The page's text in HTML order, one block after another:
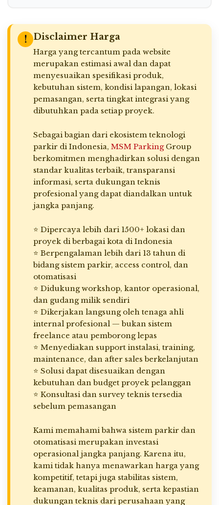
! Disclaimer Harga
Harga yang tercantum pada website
merupakan estimasi awal dan dapat
menyesuaikan spesifikasi produk,
kebutuhan sistem, kondisi lapangan, lokasi
pemasangan, serta tingkat integrasi yang
dibutuhkan pada setiap proyek.
Sebagai bagian dari ekosistem teknologi
parkir di Indonesia, MSM ParkingGroup
berkomitmen menghadirkan solusi dengan
standar kualitas terbaik, transparansi
informasi, serta dukungan teknis
profesional yang dapat diandalkan untuk
jangka panjang.
⭐ Dipercaya lebih dari 1500+ lokasi dan
proyek di berbagai kota di Indonesia
⭐ Berpengalaman lebih dari 13 tahun di
bidang sistem parkir, access control, dan
otomatisasi
⭐ Didukung workshop, kantor operasional,
dan gudang milik sendiri
⭐ Dikerjakan langsung oleh tenaga ahli
internal profesional — bukan sistem
freelance atau pemborong lepas
⭐ Menyediakan support instalasi, training,
maintenance, dan after sales berkelanjutan
⭐ Solusi dapat disesuaikan dengan
kebutuhan dan budget proyek pelanggan
⭐ Konsultasi dan survey teknis tersedia
sebelum pemasangan
Kami memahami bahwa sistem parkir dan
otomatisasi merupakan investasi
operasional jangka panjang. Karena itu,
kami tidak hanya menawarkan harga yang
kompetitif, tetapi juga stabilitas sistem,
keamanan, kualitas produk, serta kepastian
dukungan teknis dari perusahaan yang